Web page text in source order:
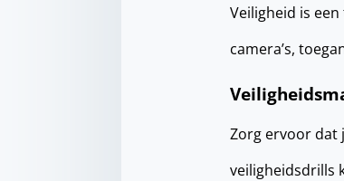
Veiligheid is
camera’s,
Zorg ervoor dat
veiligheidsdrills